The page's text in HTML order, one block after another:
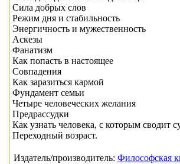
Сила добрых слов
Режим дня и стабильность
Энергичность и мужественность
Аскезы
Фанатизм
Как попасть в настоящее
Совпадения
Как заразиться кармой
Фундамент семьи
Четыре человеческих желания
Предрассудки
Как узнать человека, с которым сводит
Переходный возраст.
Издатель/производитель: Философская